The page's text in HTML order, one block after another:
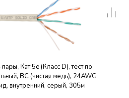
Кат.5e (Класс D), тест по
BC (чистая медь), 24AWG
внутренний, серый, 305м